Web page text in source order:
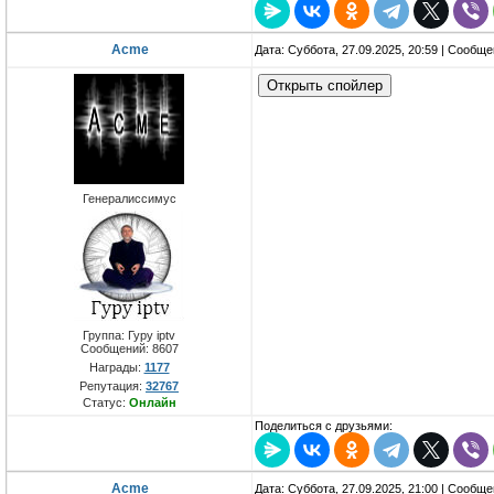
Acme Дата: Суббота, 27.09.2025, 20:59 |
Генералиссимус
Группа: Гуру iptv
Сообщений: 8607
Награды: 1177
Репутация: 32767
Статус: Онлайн
Поделиться с друзьями:
Acme Дата: Суббота, 27.09.2025, 21:00 |